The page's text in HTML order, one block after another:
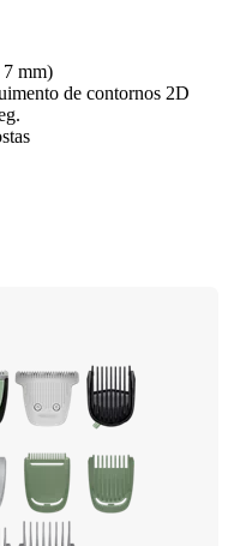
7 mm)
de contornos 2D